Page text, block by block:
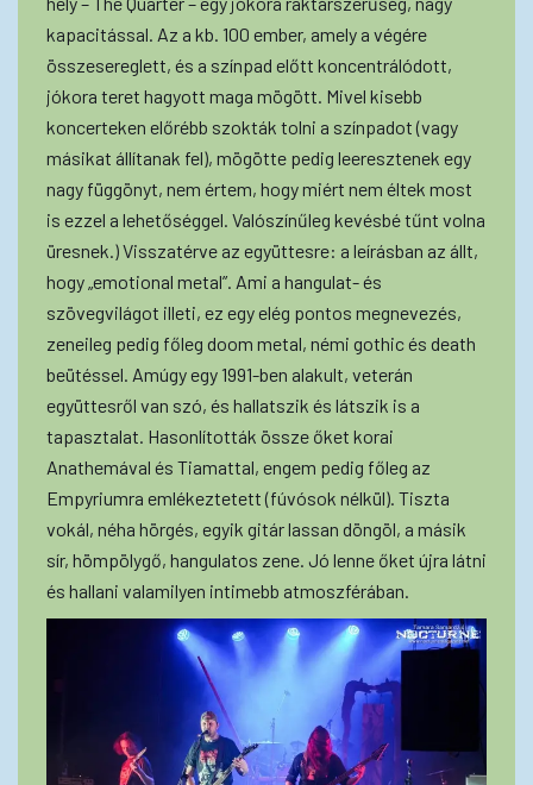
kapacitással. Az a kb. 100 ember, amely a végére
összesereglett, és a színpad előtt koncentrálódott,
jókora teret hagyott maga mögött. Mivel kisebb
koncerteken előrébb szokták tolni a színpadot (vagy
másikat állítanak fel), mögötte pedig leeresztenek egy
nagy függönyt, nem értem, hogy miért nem éltek most
is ezzel a lehetőséggel. Valószínűleg kevésbé tűnt volna
üresnek.) Visszatérve az együttesre: a leírásban az állt,
hogy „emotional metal”. Ami a hangulat- és
szövegvilágot illeti, ez egy elég pontos megnevezés,
zeneileg pedig főleg doom metal, némi gothic és death
beütéssel. Amúgy egy 1991-ben alakult, veterán
együttesről van szó, és hallatszik és látszik is a
tapasztalat. Hasonlították össze őket korai
Anathemával és Tiamattal, engem pedig főleg az
Empyriumra emlékeztetett (fúvósok nélkül). Tiszta
vokál, néha hörgés, egyik gitár lassan döngöl, a másik
sír, hömpölygő, hangulatos zene. Jó lenne őket újra látni
és hallani valamilyen intimebb atmoszférában.